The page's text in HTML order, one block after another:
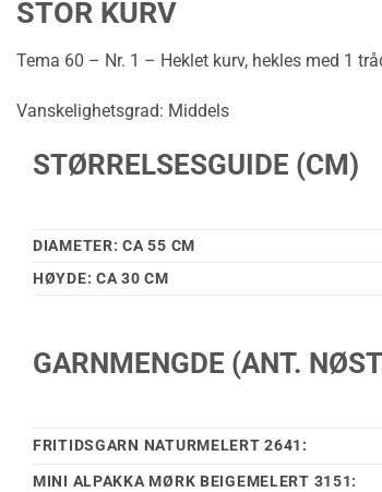
STOR KURV
Tema 60 – Nr. 1 – Heklet kurv, hekles med 1
Vanskelighetsgrad: Middels
STØRRELSESGUIDE (CM)
DIAMETER: CA 55 CM
HØYDE: CA 30 CM
GARNMENGDE (ANT.
FRITIDSGARN NATURMELERT 2641:
MINI ALPAKKA MØRK BEIGEMELERT 3151: